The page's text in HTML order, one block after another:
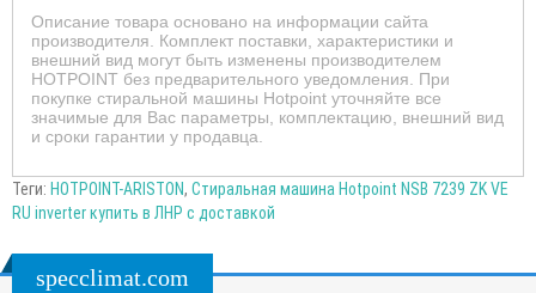
Описание товара основано на информации сайта
производителя. Комплект поставки, характеристики и
внешний вид могут быть изменены производителем
HOTPOINT без предварительного уведомления. При
покупке стиральной машины Hotpoint уточняйте все
значимые для Вас параметры, комплектацию, внешний вид
и сроки гарантии у продавца.
Теги: HOTPOINT-ARISTON, Стиральная машина Hotpoint NSB 7239 ZK VE
RU inverter купить в ЛНР с доставкой
specclimat.com